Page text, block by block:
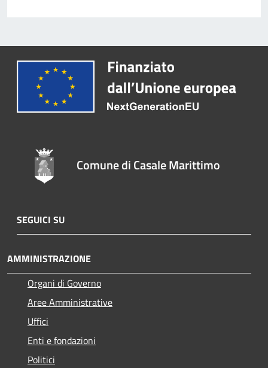
Comune di Casale Marittimo
SEGUICI SU
AMMINISTRAZIONE
Organi di Governo
Aree Amministrative
Uffici
Enti e fondazioni
Politici